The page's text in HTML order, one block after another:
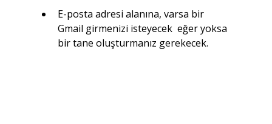
E-posta adresi alanına, varsa bir
Gmail girmenizi isteyecek  eğer yoksa
bir tane oluşturmanız gerekecek.